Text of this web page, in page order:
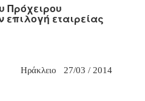
Πρόχειρου
επιλογή εταιρείας
Ηράκλειο 27/03 / 2014